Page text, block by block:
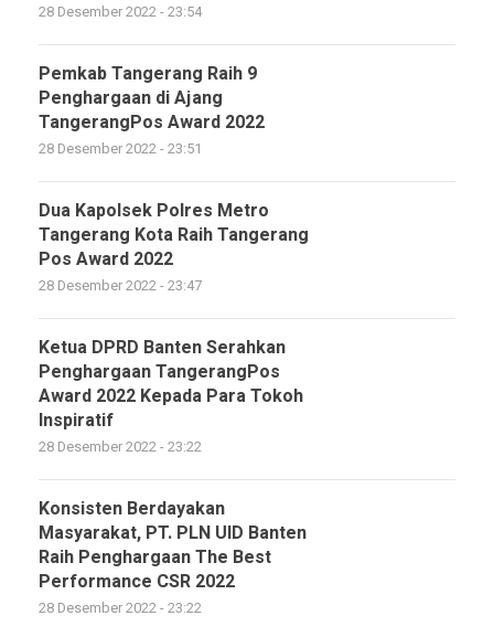
28 Desember 2022 - 23:54
Pemkab Tangerang Raih 9
Penghargaan di Ajang
TangerangPos Award 2022
28 Desember 2022 - 23:51
Dua Kapolsek Polres Metro
Tangerang Kota Raih Tangerang
Pos Award 2022
28 Desember 2022 - 23:47
Ketua DPRD Banten Serahkan
Penghargaan TangerangPos
Award 2022 Kepada Para Tokoh
Inspiratif
28 Desember 2022 - 23:22
Konsisten Berdayakan
Masyarakat, PT. PLN UID Banten
Raih Penghargaan The Best
Performance CSR 2022
28 Desember 2022 - 23:22